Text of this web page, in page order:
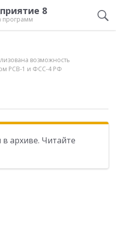
8
программ
возможность
РСВ-1 и ФСС-4 РФ
в архиве. Читайте